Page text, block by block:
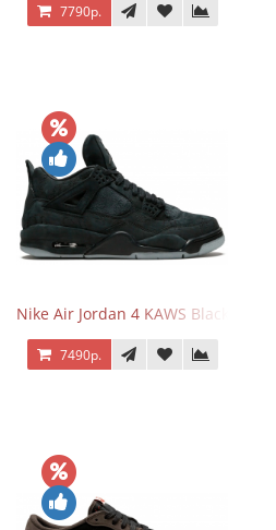
7790р.
Nike Air Jordan 4 KAWS Black
7490р.